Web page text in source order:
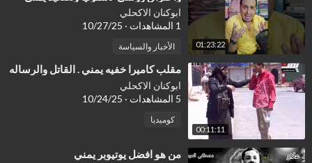
01:23:22
هائل واخبار ايران والصين وامريكا.
ابوكنان الاكحلي
1 المشاهدات
·
الأخبار والسياسة
00:11:11
⁣مقلب كاميرا خفيه يمني . القاتل والرساله
ابوكنان الاكحلي
5 المشاهدات
·
كوميديا
⁣من هو افضل يوتيوبر يمني